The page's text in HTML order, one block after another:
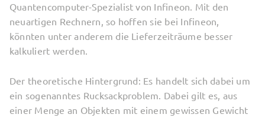
Quantencomputer-Spezialist von Infineon. Mit den
neuartigen Rechnern, so hoffen sie bei Infineon,
könnten unter anderem die Lieferzeiträume besser
kalkuliert werden.
Der theoretische Hintergrund: Es handelt sich dabei um
ein sogenanntes Rucksackproblem. Dabei gilt es, aus
einer Menge an Objekten mit einem gewissen Gewicht